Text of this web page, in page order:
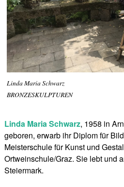
Linda Maria Schwarz
BRONZESKULPTUREN
Linda Maria Schwarz, 1958 in
geboren, erwarb ihr Diplom für
Meisterschule für Kunst und
Ortweinschule/Graz. Sie lebt und
Steiermark.